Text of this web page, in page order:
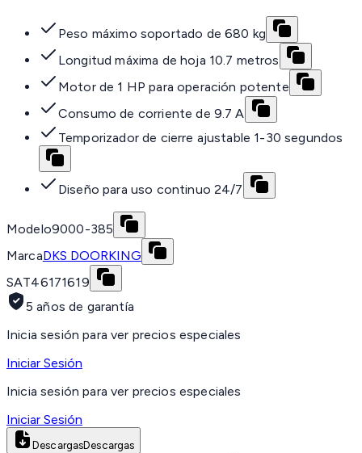
Peso máximo soportado de 680 kg
Longitud máxima de hoja 10.7 metros
Motor de 1 HP para operación potente
Consumo de corriente de 9.7 A
Temporizador de cierre ajustable 1-30 segundos
Diseño para uso continuo 24/7
Modelo9000-385
MarcaDKS DOORKING
SAT46171619
5 años de garantía
Inicia sesión para ver precios especiales
Iniciar Sesión
Inicia sesión para ver precios especiales
Iniciar Sesión
DescargasDescargas